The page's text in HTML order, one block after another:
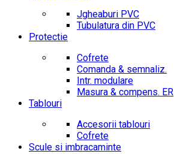
Jgheaburi PVC
Tubulatura din PVC
Protectie
Cofrete
Comanda & semnaliz.
Intr. modulare
Masura & compens. ER
Tablouri
Accesorii tablouri
Cofrete
Scule si imbracaminte